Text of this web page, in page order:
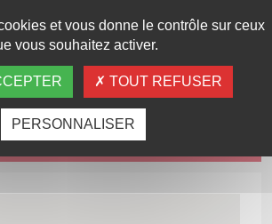
Carte d'accès
Commentaires(0)
et vous donne le contrôle sur ceux
vous souhaitez activer.
TOUT REFUSER
PERSONNALISER